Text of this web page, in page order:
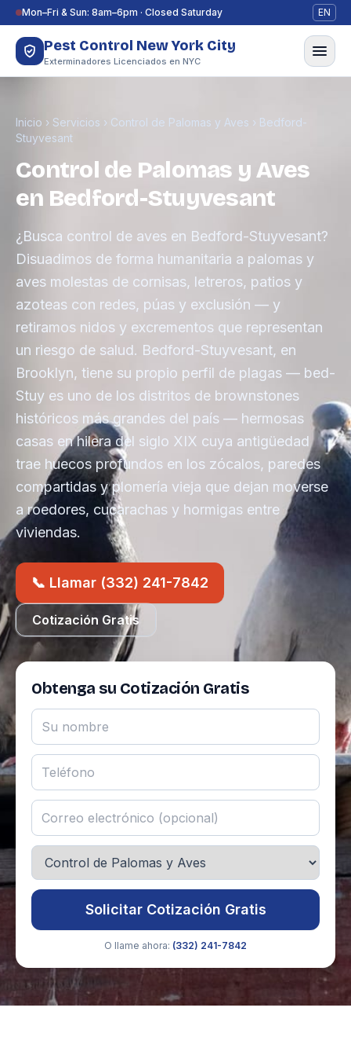
Saltar al contenido
Mon–Fri & Sun: 8am–6pm · Closed Saturday EN
Pest Control New York City
Exterminadores Licenciados en NYC
Inicio › Servicios › Control de Palomas y Aves › Bedford-
Stuyvesant
Control de Palomas y Aves
en Bedford-Stuyvesant
¿Busca control de aves en Bedford-Stuyvesant?
Disuadimos de forma humanitaria a palomas y
aves molestas de cornisas, letreros, patios y
azoteas con redes, púas y exclusión — y
retiramos nidos y excrementos que representan
un riesgo de salud. Bedford-Stuyvesant, en
Brooklyn, tiene su propio perfil de plagas — bed-
Stuy es uno de los distritos de brownstones
históricos más grandes del país — hermosas
casas en hilera del siglo XIX cuya antigüedad
trae huecos profundos en los zócalos, paredes
compartidas y plomería vieja que dejan moverse
a roedores, cucarachas y hormigas entre
viviendas.
📞 Llamar (332) 241-7842
Cotización Gratis
Obtenga su Cotización Gratis
Solicitar Cotización Gratis
O llame ahora: (332) 241-7842